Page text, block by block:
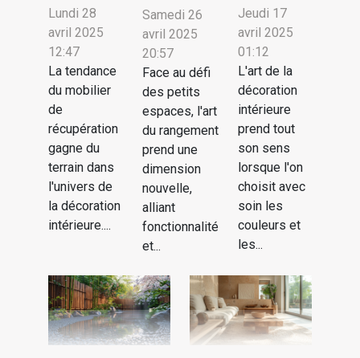
Lundi 28
avril 2025
12:47
La tendance
du mobilier
de
récupération
gagne du
terrain dans
l'univers de
la décoration
intérieure....
Samedi 26
avril 2025
20:57
Face au défi
des petits
espaces, l'art
du rangement
prend une
dimension
nouvelle,
alliant
fonctionnalité
et...
Jeudi 17
avril 2025
01:12
L'art de la
décoration
intérieure
prend tout
son sens
lorsque l'on
choisit avec
soin les
couleurs et
les...